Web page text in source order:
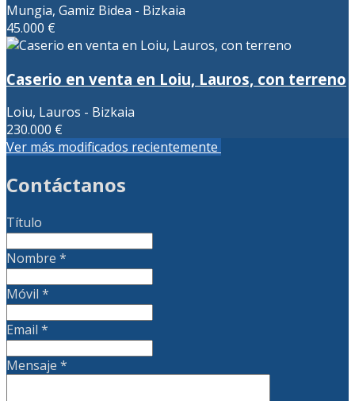
Mungia, Gamiz Bidea - Bizkaia
45.000 €
Caserio en venta en Loiu, Lauros, con terreno
Loiu, Lauros - Bizkaia
230.000 €
Ver más modificados recientemente
Contáctanos
Título
Nombre *
Móvil *
Email *
Mensaje *